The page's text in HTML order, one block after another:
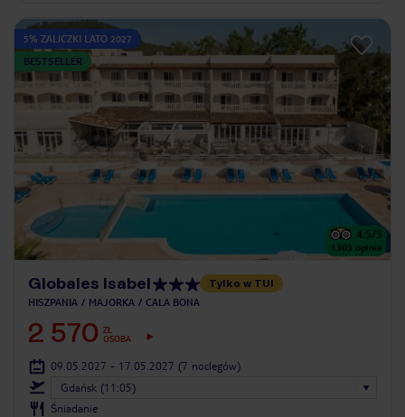
5% ZALICZKI LATO 2027
BESTSELLER
4.5/5
1303 opinie
Globales Isabel Tylko w TUI
HISZPANIA MAJORKA CALA BONA
2 570 ZŁ
OSOBA
09.05.2027 - 17.05.2027 (7 noclegów)
Gdańsk (11:05)
Śniadanie